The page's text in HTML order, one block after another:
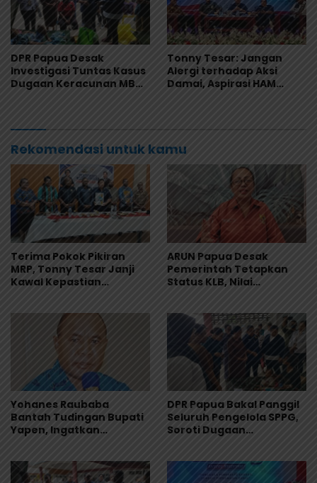
DPR Papua Desak
Investigasi Tuntas Kasus
Dugaan Keracunan MBG
Tonny Tesar: Jangan
Alergi terhadap Aksi
Damai, Aspirasi HAM
Rekomendasi untuk kamu
Terima Pokok Pikiran
MRP, Tonny Tesar Janji
Kawal Kepastian
ARUN Papua Desak
Pemerintah Tetapkan
Status KLB, Nilai
Sentuh Akar Masalah
MBG
Yohanes Raubaba
Bantah Tudingan Bupati
Yapen, Ingatkan
DPR Papua Bakal Panggil
Seluruh Pengelola SPPG,
Soroti Dugaan